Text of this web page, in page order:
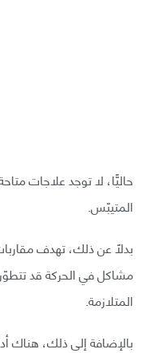
حاليًّا، لا توجد علاجات
المتيبّس.
بدلًا عن ذلك، تهدف
مشاكل في الحركة قد
المتلازمة.
بالإضافة إلى ذلك، هناك